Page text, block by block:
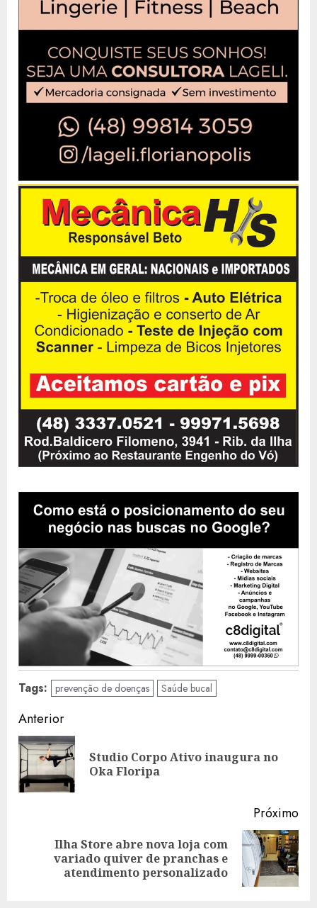
Tags: prevenção de doenças Saúde bucal
Navegação
de
artigos
Anterior
Studio Corpo Ativo inaugura no
Oka Floripa
Próximo
Artigo
seguinte:
Ilha Store abre nova loja com
variado quiver de pranchas e
atendimento personalizado